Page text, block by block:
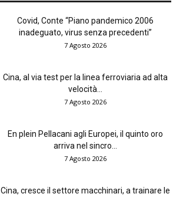
Covid, Conte “Piano pandemico 2006
inadeguato, virus senza precedenti”
7 Agosto 2026
Cina, al via test per la linea ferroviaria ad alta
velocità...
7 Agosto 2026
En plein Pellacani agli Europei, il quinto oro
arriva nel sincro...
7 Agosto 2026
Cina, cresce il settore macchinari, a trainare le